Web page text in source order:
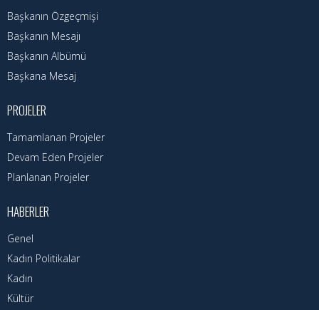
İhale İlanları
Vefat Edenler
İlçemiz
Nöbetçi Eczaneler
Turizm Rehberi
Hava Durumu
Başkanın Özgeçmişi
Başkanın Mesajı
Başkanın Albümü
Başkana Mesaj
PROJELER
Tamamlanan Projeler
Devam Eden Projeler
Planlanan Projeler
HABERLER
Genel
Kadın Politikalar
Kadın
Kültür